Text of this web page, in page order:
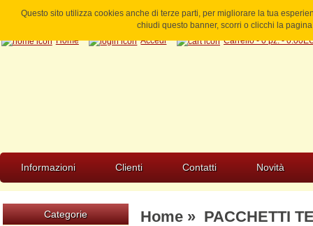
Questo sito utilizza cookies anche di terze parti, per migliorare la tua
chiudi questo banner, scorri o clicchi la
Home
Accedi Carrello - 0 pz. -
Informazioni Clienti Contatti Novità
Categorie Home» PACCHETTI